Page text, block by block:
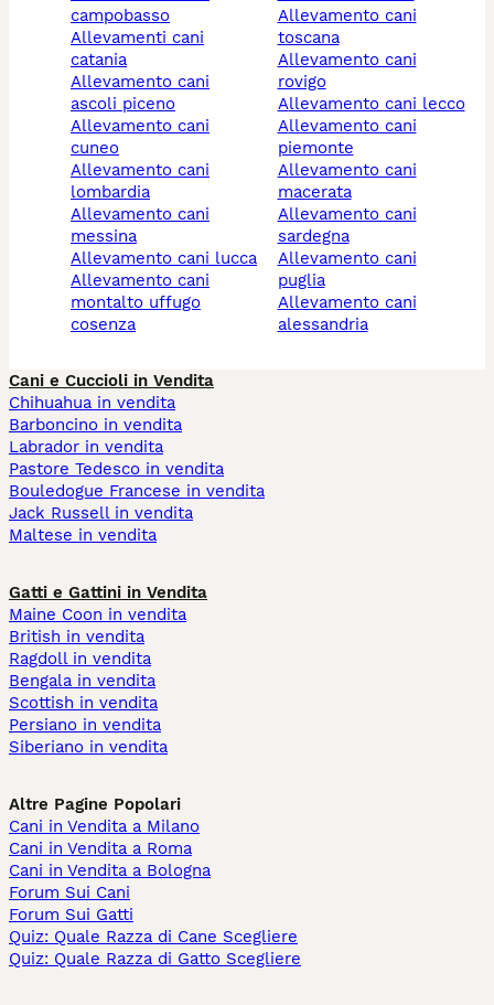
campobasso
allevamenti cani
catania
allevamento cani
ascoli piceno
allevamento cani
cuneo
allevamento cani
lombardia
allevamento cani
messina
allevamento cani lucca
allevamento cani
montalto uffugo
cosenza
allevamento cani
toscana
allevamento cani
rovigo
allevamento cani lecco
allevamento cani
piemonte
allevamento cani
macerata
allevamento cani
sardegna
allevamento cani
puglia
allevamento cani
alessandria
Cani e Cuccioli in Vendita
Chihuahua in vendita
Barboncino in vendita
Labrador in vendita
Pastore Tedesco in vendita
Bouledogue Francese in vendita
Jack Russell in vendita
Maltese in vendita
Gatti e Gattini in Vendita
Maine Coon in vendita
British in vendita
Ragdoll in vendita
Bengala in vendita
Scottish in vendita
Persiano in vendita
Siberiano in vendita
Altre Pagine Popolari
Cani in Vendita a Milano
Cani in Vendita a Roma
Cani in Vendita a Bologna
Forum Sui Cani
Forum Sui Gatti
Quiz: Quale Razza di Cane Scegliere
Quiz: Quale Razza di Gatto Scegliere